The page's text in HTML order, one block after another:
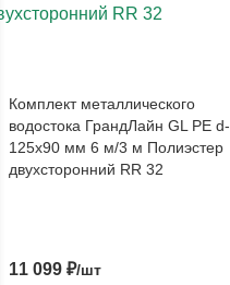
Комплект металлического
водостока ГрандЛайн GL PE d-
125x90 мм 6 м/3 м Полиэстер
двухсторонний RR 32
11 099 ₽/шт